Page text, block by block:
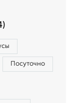
Посуточно